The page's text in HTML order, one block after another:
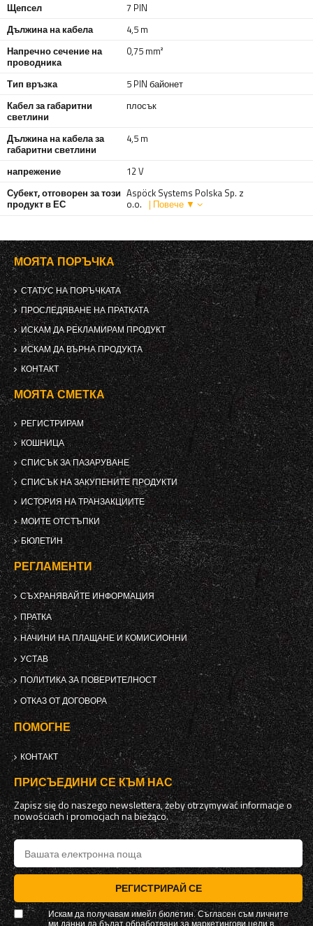
Щепсел
7 PIN
Дължина на кабела
4,5 m
Напречно сечение на
проводника
0,75 mm²
Тип връзка
5 PIN байонет
Кабел за габаритни
светлини
плосък
Дължина на кабела за
габаритни светлини
4,5 m
напрежение
12 V
Субект, отговорен за този
продукт в ЕС
Aspöck Systems Polska Sp. z
o.o. | Повече ▼
МОЯТА ПОРЪЧКА
СТАТУС НА ПОРЪЧКАТА
ПРОСЛЕДЯВАНЕ НА ПРАТКАТА
ИСКАМ ДА РЕКЛАМИРАМ ПРОДУКТ
ИСКАМ ДА ВЪРНА ПРОДУКТА
КОНТАКТ
МОЯТА СМЕТКА
РЕГИСТРИРАМ
КОШНИЦА
СПИСЪК ЗА ПАЗАРУВАНЕ
СПИСЪК НА ЗАКУПЕНИТЕ ПРОДУКТИ
ИСТОРИЯ НА ТРАНЗАКЦИИТЕ
МОИТЕ ОТСТЪПКИ
БЮЛЕТИН
РЕГЛАМЕНТИ
СЪХРАНЯВАЙТЕ ИНФОРМАЦИЯ
ПРАТКА
НАЧИНИ НА ПЛАЩАНЕ И КОМИСИОННИ
УСТАВ
ПОЛИТИКА ЗА ПОВЕРИТЕЛНОСТ
ОТКАЗ ОТ ДОГОВОРА
ПОМОГНЕ
КОНТАКТ
ПРИСЪЕДИНИ СЕ КЪМ НАС
Zapisz się do naszego newslettera, żeby otrzymywać informacje o
nowościach i promocjach na bieżąco.
РЕГИСТРИРАЙ СЕ
Искам да получавам имейл бюлетин. Съгласен съм личните